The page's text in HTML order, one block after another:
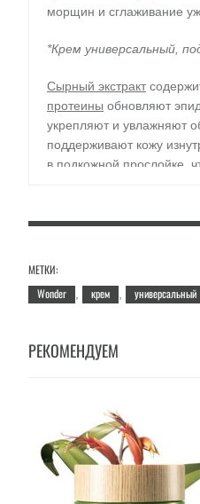
морщин и сглаживание
*Крем универсальный,
Сырный экстракт
протеины обновляют
укрепляют и увлажняют
поддерживают кожу
в подкожной прослойке,
МЕТКИ:
Wonder
крем универсальный
РЕКОМЕНДУЕМ